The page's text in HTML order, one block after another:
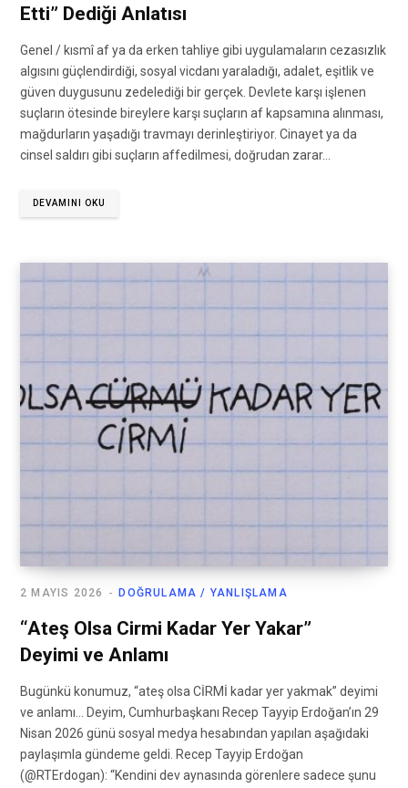
Etti” Dediği Anlatısı
Genel / kısmî af ya da erken tahliye gibi uygulamaların cezasızlık
algısını güçlendirdiği, sosyal vicdanı yaraladığı, adalet, eşitlik ve
güven duygusunu zedelediği bir gerçek. Devlete karşı işlenen
suçların ötesinde bireylere karşı suçların af kapsamına alınması,
mağdurların yaşadığı travmayı derinleştiriyor. Cinayet ya da
cinsel saldırı gibi suçların affedilmesi, doğrudan zarar…
DEVAMINI OKU
DOĞRULAMA / YANLIŞLAMA
2 MAYIS 2026
“Ateş Olsa Cirmi Kadar Yer Yakar”
Deyimi ve Anlamı
Bugünkü konumuz, “ateş olsa CİRMİ kadar yer yakmak” deyimi
ve anlamı… Deyim, Cumhurbaşkanı Recep Tayyip Erdoğan’ın 29
Nisan 2026 günü sosyal medya hesabından yapılan aşağıdaki
paylaşımla gündeme geldi. Recep Tayyip Erdoğan
(@RTErdogan): “Kendini dev aynasında görenlere sadece şunu